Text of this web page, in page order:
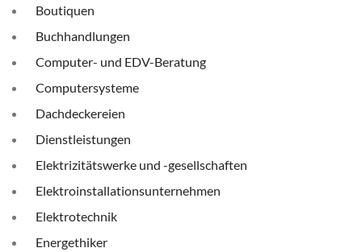
Boutiquen
Buchhandlungen
Computer- und EDV-Beratung
Computersysteme
Dachdeckereien
Dienstleistungen
Elektrizitätswerke und -gesellschaften
Elektroinstallationsunternehmen
Elektrotechnik
Energethiker